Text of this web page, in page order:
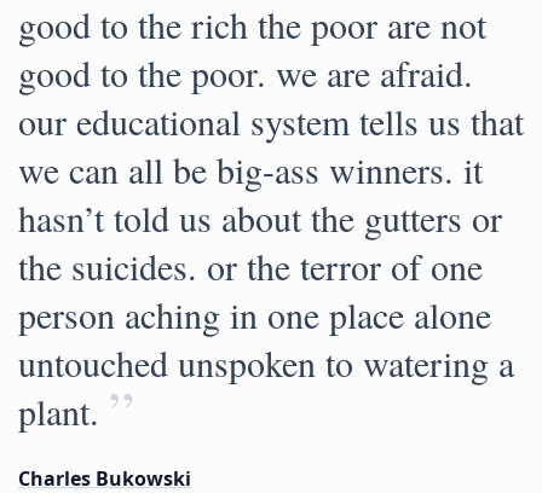
good to the rich the poor are not
good to the poor. we are afraid.
our educational system tells us that
we can all be big-ass winners. it
hasn’t told us about the gutters or
the suicides. or the terror of one
person aching in one place alone
untouched unspoken to watering a
plant. ”
Charles Bukowski